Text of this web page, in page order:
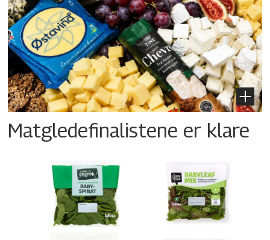
Matgledefinalistene er klare